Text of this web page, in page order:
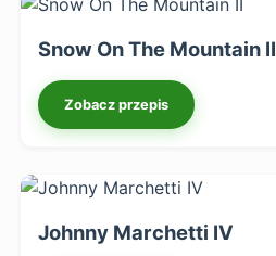
Snow On The Mountain II
Zobacz przepis
Johnny Marchetti IV